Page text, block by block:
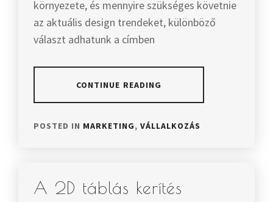
környezete, és mennyire szükséges követnie
az aktuális design trendeket, különböző
választ adhatunk a címben
CONTINUE READING
POSTED IN MARKETING, VÁLLALKOZÁS
A 2D táblás kerítés